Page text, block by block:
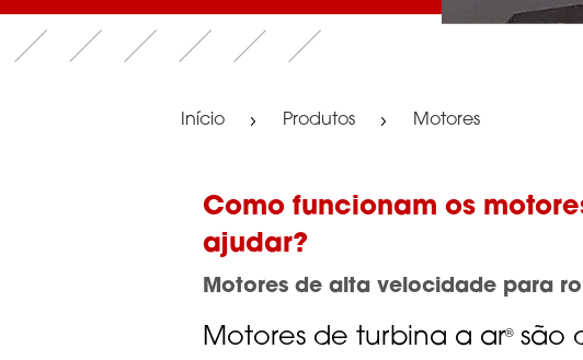
Início Produtos Motores
Como funcionam os
ajudar?
Motores de alta velocidade para
Motores de turbina a ar®são